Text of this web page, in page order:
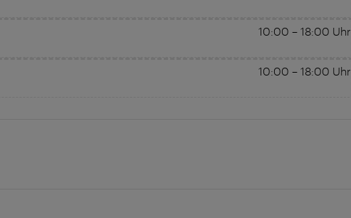
10:00 – 18:00 Uhr
10:00 – 18:00 Uhr